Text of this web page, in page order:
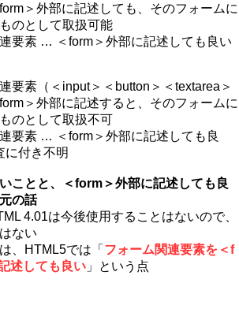
＞外部に記述しても、そのフォームに
のとして取扱可能
連要素 … ＜form＞外部に記述しても良い
要素（＜input＞＜button＞＜textarea＞
＞外部に記述すると、そのフォームに
のとして取扱不可
要素 … ＜form＞外部に記述しても良
付き不明
ことと、＜form＞外部に記述しても良
の話
4.01は今後使用することはないので、
ない
、HTML5では「 フォーム関連要素を＜f
述しても良い 」という点